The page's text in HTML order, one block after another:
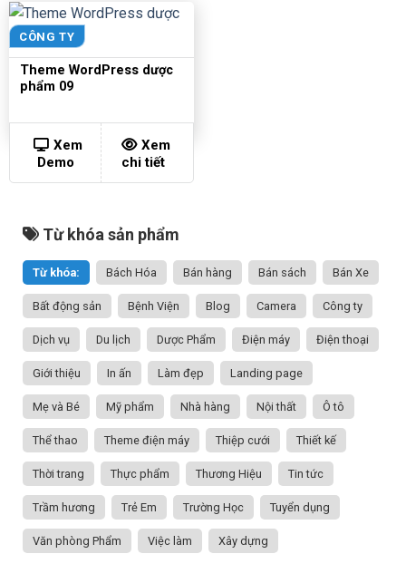
CÔNG TY
Theme WordPress dược
phẩm 09
Xem
Demo
Xem
chi tiết
Từ khóa sản phẩm
Từ khóa: Bách Hóa Bán hàng Bán sách Bán Xe
Bất động sản Bệnh Viện Blog Camera Công ty
Dịch vụ Du lịch Dược Phẩm Điện máy Điện thoại
Giới thiệu In ấn Làm đẹp Landing page
Mẹ và Bé Mỹ phẩm Nhà hàng Nội thất Ô tô
Thể thao Theme điện máy Thiệp cưới Thiết kế
Thời trang Thực phẩm Thương Hiệu Tin tức
Trầm hương Trẻ Em Trường Học Tuyển dụng
Văn phòng Phẩm Việc làm Xây dựng